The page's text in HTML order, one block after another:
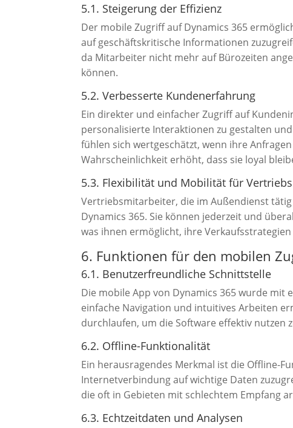
5.1. Steigerung der Effizienz
Der mobile Zugriff auf Dynamics 365
auf geschäftskritische Informationen
da Mitarbeiter nicht mehr auf Bürozeiten
können.
5.2. Verbesserte Kundenerfahrung
Ein direkter und einfacher Zugriff auf
personalisierte Interaktionen zu gestalten
fühlen sich wertgeschätzt, wenn ihre
Wahrscheinlichkeit erhöht, dass sie loyal
5.3. Flexibilität und Mobilität für
Vertriebsmitarbeiter, die im Außendienst
Dynamics 365. Sie können jederzeit und
was ihnen ermöglicht, ihre
6. Funktionen für den mobilen
6.1. Benutzerfreundliche Schnittstelle
Die mobile App von Dynamics 365 wurde
einfache Navigation und intuitives Arbeiten
durchlaufen, um die Software effektiv nutzen
6.2. Offline-Funktionalität
Ein herausragendes Merkmal ist die Offline-
Internetverbindung auf wichtige Daten
die oft in Gebieten mit schlechtem Empfang
6.3. Echtzeitdaten und Analysen